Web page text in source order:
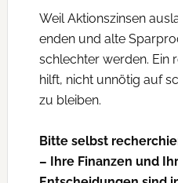
Weil Aktionszinsen
enden und alte
schlechter werden. Ein
hilft, nicht unnötig auf
zu bleiben.
Bitte selbst
– Ihre Finanzen und